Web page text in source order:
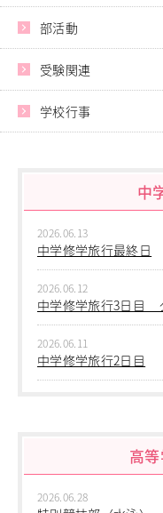
校内塾
ダンスパフォーマンス
グローバル教育
キャリア教育
進路指導
その他の教育
学校説明会・オープンスク
桜華生の一日
年間行事
部活動
部活動指導者紹介
制服紹介
進路実績
指定校推薦
部活動
受験関連
学校行事
中
2026.06.13
中学修学旅行最終日
2026.06.12
中学修学旅行3日目
2026.06.11
中学修学旅行2日目
中学２年生 校外学
2026.06.09
高
2026.06.28